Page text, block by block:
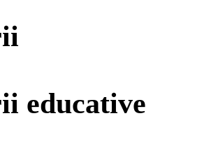
educative